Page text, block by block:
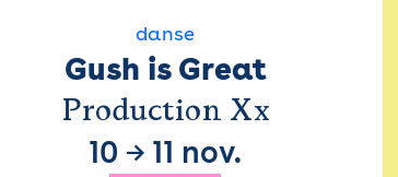
danse
Gush is Great
Production Xx
10 → 11 nov.